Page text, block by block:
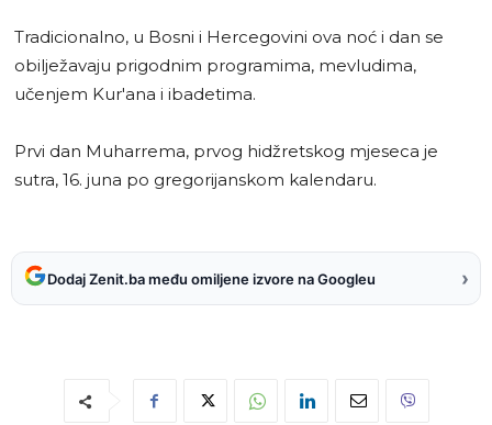
Tradicionalno, u Bosni i Hercegovini ova noć i dan se
obilježavaju prigodnim programima, mevludima,
učenjem Kur'ana i ibadetima.
Prvi dan Muharrema, prvog hidžretskog mjeseca je
sutra, 16. juna po gregorijanskom kalendaru.
Dodaj Zenit.ba među omiljene izvore na Googleu ›